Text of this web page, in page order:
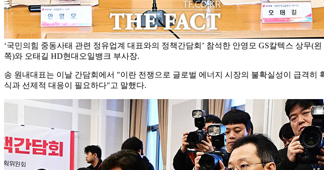
‘국민의힘 중동사태 관련 정유업계 대표와의 정책간담회’ 참석한 안영모 GS칼텍스 상무(왼
쪽)와 오태길 HD현대오일뱅크 부사장.
송 원내대표는 이날 간담회에서 "이란 전쟁으로 글로벌 에너지 시장의 불확실성이 급격
식과 선제적 대응이 필요하다"고 말했다.